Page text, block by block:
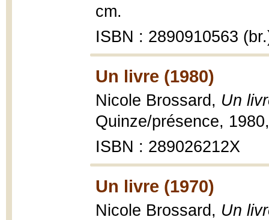
cm.
ISBN : 2890910563
Un livre (1980)
Nicole Brossard, Un
Quinze/présence,
ISBN : 289026212X
Un livre (1970)
Nicole Brossard, Un